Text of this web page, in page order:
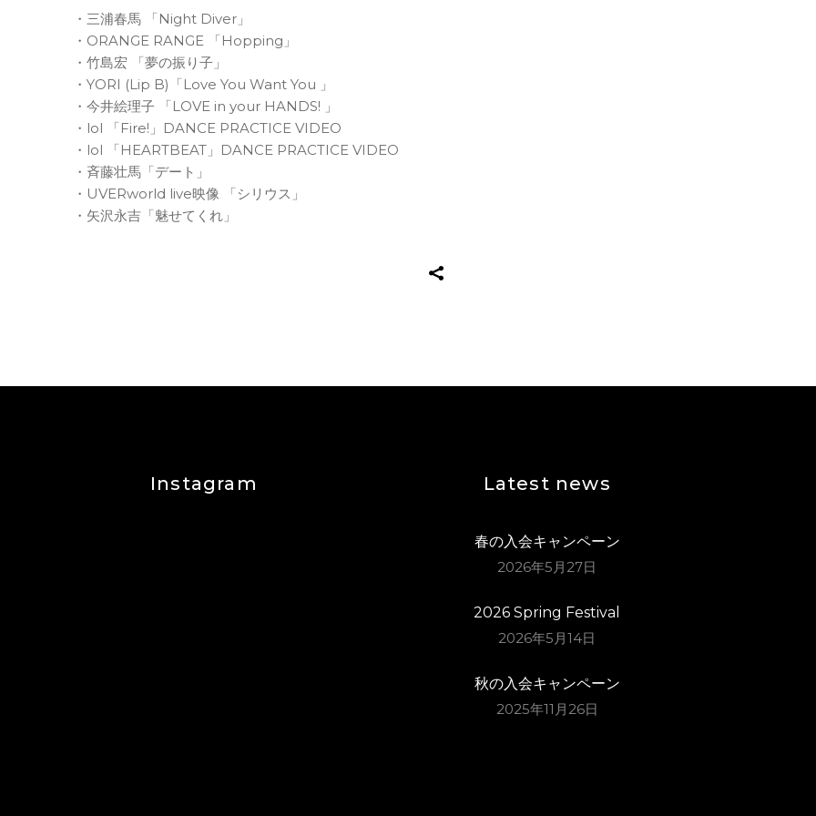
・三浦春馬 「Night Diver」
・ORANGE RANGE 「Hopping」
・竹島宏 「夢の振り子」
・YORI (Lip B)「Love You Want You 」
・今井絵理子 「LOVE in your HANDS! 」
・lol 「Fire!」DANCE PRACTICE VIDEO
・lol 「HEARTBEAT」DANCE PRACTICE VIDEO
・斉藤壮馬「デート」
・UVERworld live映像 「シリウス」
・矢沢永吉「魅せてくれ」
Instagram Latest news
春の入会キャンペーン
2026年5月27日
2026 Spring Festival
2026年5月14日
秋の入会キャンペーン
2025年11月26日